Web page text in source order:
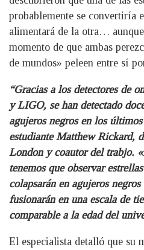
probablemente se convertiría
alimentará de la otra…
momento de que ambas
de mundos» peleen entre sí
“Gracias a los detectores de
y LIGO, se han detectado
agujeros negros en los
estudiante Matthew Rickard,
London y coautor del trabjo.
tenemos que observar
colapsarán en agujeros
fusionarán en una escala de
comparable a la edad del
El especialista detalló que su